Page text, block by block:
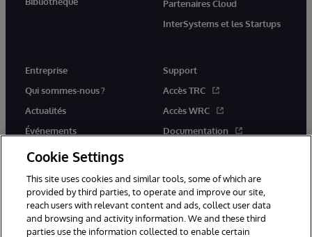
Partenaires Cloud
InterSystems et les Startups
Entreprise
Qui sommes-nous ?
Actualités
Événements
Rejoignez-nous
Support
Accès TRC
Accès WRC
Documentation
Cookie Settings
This site uses cookies and similar tools, some of which are
provided by third parties, to operate and improve our site,
reach users with relevant content and ads, collect user data
and browsing and activity information. We and these third
parties use the information collected to enable certain